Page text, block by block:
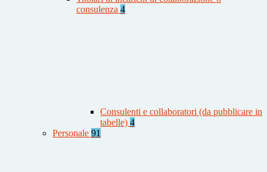
consulenza 4
Consulenti e collaboratori (da pubblicare in
tabelle) 4
Personale 91